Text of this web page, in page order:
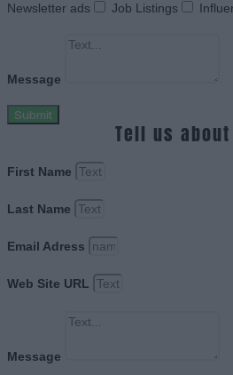
Newsletter ads
Job Listings
Message
Submit
Tell us
First Name
Last Name
Email Adress
Web Site URL
Message